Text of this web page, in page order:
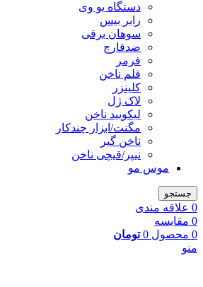
دستگاه یو وی
رابر بیس
سوهان برقی
ضدقارچ
فرمر
قلم ناخن
کلینزر
لاک ژل
لیکوييد ناخن
مگنت/ابزار چندکار
ناخن گیر
نیپر/قیچی ناخن
موس مو
جستجو
0 علاقه مندی
0 مقایسه
0 محصول 0 تومان
منو